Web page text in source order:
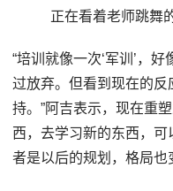
正在看着老师跳舞
“培训就像一次‘军训’，
过放弃。但看到现在的
持。”阿吉表示，现在重
西，去学习新的东西，
者是以后的规划，格局也